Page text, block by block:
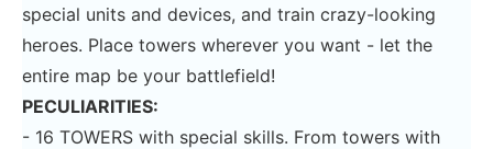
special units and devices, and train crazy-looking
heroes. Place towers wherever you want - let the
entire map be your battlefield!
PECULIARITIES:
- 16 TOWERS with special skills. From towers with